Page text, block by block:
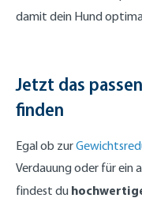
damit dein Hund
Jetzt das
finden
Egal ob zur
Verdauung oder für ein
findest du